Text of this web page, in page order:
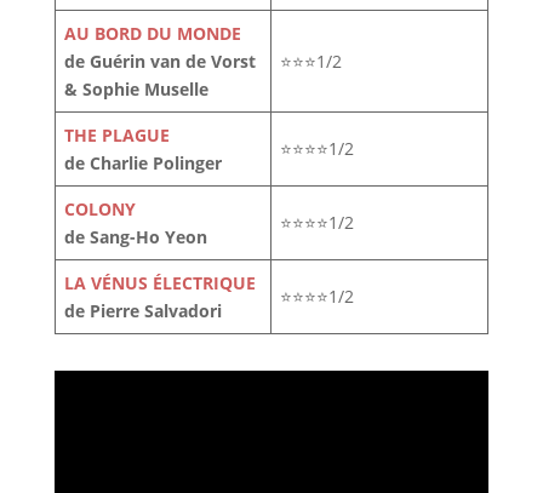
AU BORD DU MONDE
de Guérin van de Vorst
& Sophie Muselle
⭐⭐⭐1/2
THE PLAGUE
de Charlie Polinger
⭐⭐⭐⭐1/2
COLONY
de Sang-Ho Yeon
⭐⭐⭐⭐1/2
LA VÉNUS ÉLECTRIQUE
de Pierre Salvadori
⭐⭐⭐⭐1/2